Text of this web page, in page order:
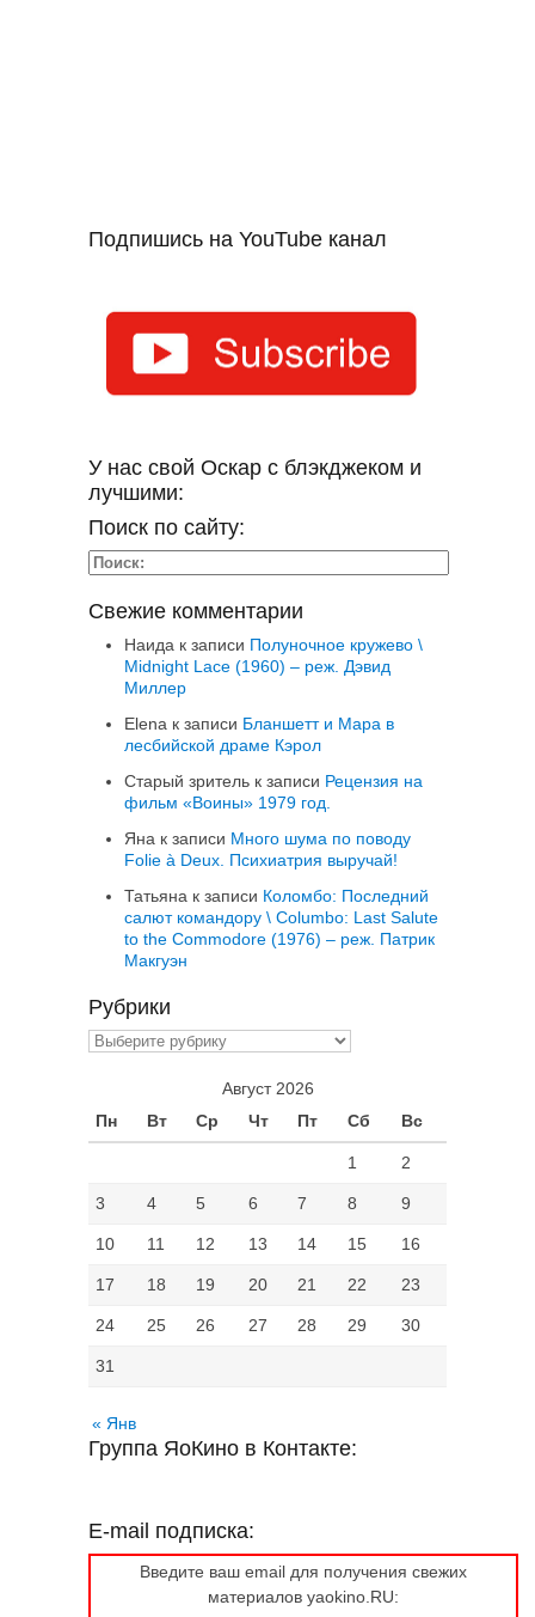
Подпишись на YouTube канал
У нас свой Оскар с блэкджеком и
лучшими:
Поиск по сайту:
Свежие комментарии
Наида к записи Полуночное кружево \
Midnight Lace (1960) – реж. Дэвид
Миллер
Elena к записи Бланшетт и Мара в
лесбийской драме Кэрол
Старый зритель к записи Рецензия на
фильм «Воины» 1979 год.
Яна к записи Много шума по поводу
Folie à Deux. Психиатрия выручай!
Татьяна к записи Коломбо: Последний
салют командору \ Columbo: Last Salute
to the Commodore (1976) – реж. Патрик
Макгуэн
Рубрики
Рубрики
Август 2026
Пн
Вт Ср Чт Пт Сб Вс
1 2
3 4 5 6 7 8 9
10 11 12 13 14 15 16
17 18 19 20 21 22 23
24 25 26 27 28 29 30
31
« Янв
Группа ЯоКино в Контакте:
E-mail подписка:
Введите ваш email для получения свежих
материалов yaokino.RU: